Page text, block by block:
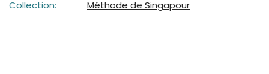
Collection: Méthode de Singapour